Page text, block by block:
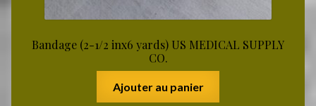
Bandage (2-1/2 inx6 yards) US MEDICAL SUPPLY
CO.
Ajouter au panier